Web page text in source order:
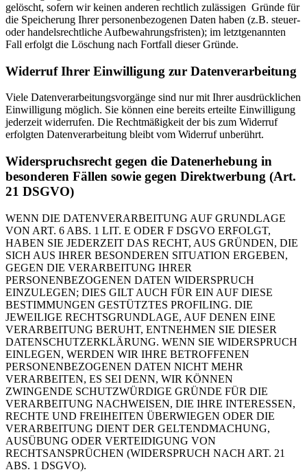
gelöscht, sofern wir keinen anderen rechtlich zulässigen Gründe für
die Speicherung Ihrer personenbezogenen Daten haben (z.B. steuer-
oder handelsrechtliche Aufbewahrungsfristen); im letztgenannten
Fall erfolgt die Löschung nach Fortfall dieser Gründe.
Widerruf Ihrer Einwilligung zur Datenverarbeitung
Viele Datenverarbeitungsvorgänge sind nur mit Ihrer ausdrücklichen
Einwilligung möglich. Sie können eine bereits erteilte Einwilligung
jederzeit widerrufen. Die Rechtmäßigkeit der bis zum Widerruf
erfolgten Datenverarbeitung bleibt vom Widerruf unberührt.
Widerspruchsrecht gegen die Datenerhebung in
besonderen Fällen sowie gegen Direktwerbung (Art.
21 DSGVO)
WENN DIE DATENVERARBEITUNG AUF GRUNDLAGE
VON ART. 6 ABS. 1 LIT. E ODER F DSGVO ERFOLGT,
HABEN SIE JEDERZEIT DAS RECHT, AUS GRÜNDEN, DIE
SICH AUS IHRER BESONDEREN SITUATION ERGEBEN,
GEGEN DIE VERARBEITUNG IHRER
PERSONENBEZOGENEN DATEN WIDERSPRUCH
EINZULEGEN; DIES GILT AUCH FÜR EIN AUF DIESE
BESTIMMUNGEN GESTÜTZTES PROFILING. DIE
JEWEILIGE RECHTSGRUNDLAGE, AUF DENEN EINE
VERARBEITUNG BERUHT, ENTNEHMEN SIE DIESER
DATENSCHUTZERKLÄRUNG. WENN SIE WIDERSPRUCH
EINLEGEN, WERDEN WIR IHRE BETROFFENEN
PERSONENBEZOGENEN DATEN NICHT MEHR
VERARBEITEN, ES SEI DENN, WIR KÖNNEN
ZWINGENDE SCHUTZWÜRDIGE GRÜNDE FÜR DIE
VERARBEITUNG NACHWEISEN, DIE IHRE INTERESSEN,
RECHTE UND FREIHEITEN ÜBERWIEGEN ODER DIE
VERARBEITUNG DIENT DER GELTENDMACHUNG,
AUSÜBUNG ODER VERTEIDIGUNG VON
RECHTSANSPRÜCHEN (WIDERSPRUCH NACH ART. 21
ABS. 1 DSGVO).